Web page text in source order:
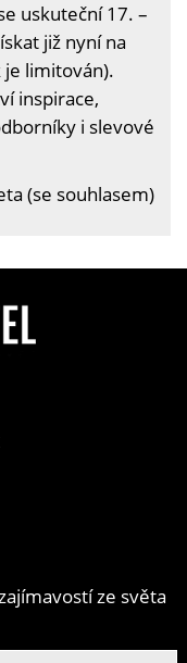
uskuteční 17. –
již nyní na
limitován).
inspirace,
i slevové
(se souhlasem)
ze světa